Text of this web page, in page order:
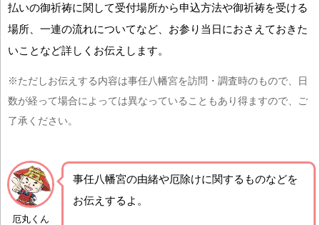
払いの御祈祷に関して受付場所から申込方法や御祈祷を受ける
場所、一連の流れについてなど、お参り当日におさえておきた
いことなど詳しくお伝えします。
※ただしお伝えする内容は事任八幡宮を訪問・調査時のもので、日
数が経って場合によっては異なっていることもあり得ますので、ご
了承ください。
厄丸くん
事任八幡宮の由緒や厄除けに関するものなどを
お伝えするよ。